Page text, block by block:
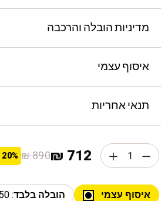
מדיניות הובלה והרכבה
איסוף עצמי
תנאי אחריות
712 ₪
890 ₪
20%
איסוף עצמי הובלה בלבד: 150 ₪